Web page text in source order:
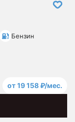
Бензин
от 19 158 ₽/мес.